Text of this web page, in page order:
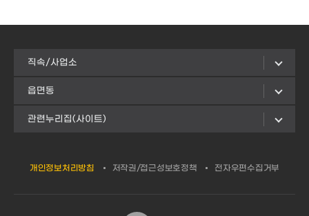
직속/사업소
읍면동
관련누리집(사이트)
개인정보처리방침 저작권/접근성보호정책 전자우편수집거부